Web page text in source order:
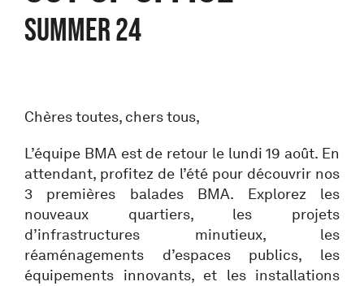
Summer 24
Chères toutes, chers tous,
L’équipe BMA est de retour le lundi 19 août. En
attendant, profitez de l’été pour découvrir nos
3 premières balades BMA. Explorez les
nouveaux quartiers, les projets
d’infrastructures minutieux, les
réaménagements d’espaces publics, les
équipements innovants, et les installations